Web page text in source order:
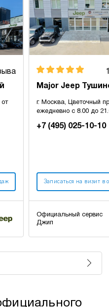
Major Jeep
г. Москва, Цветочный
ежедневно с 8.00 до
+7 (495) 025-10-10
Записаться на визит в
Официальный сервис
Джип